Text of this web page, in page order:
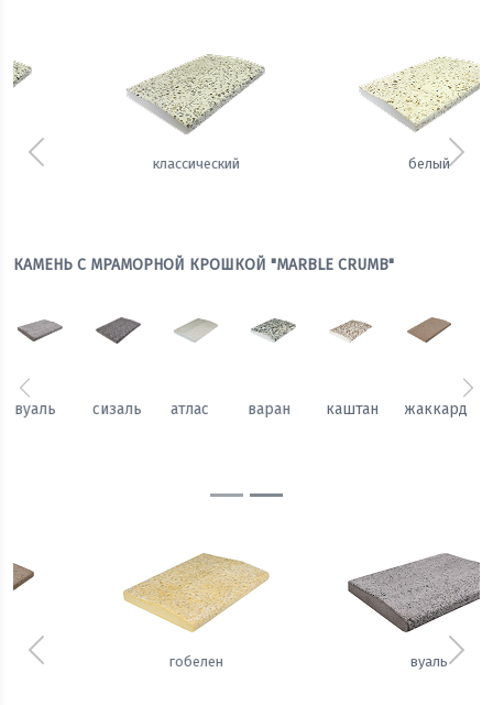
Предыдущий
КАМЕНЬ С МРАМОРНОЙ КРОШКОЙ "MARBLE CRUMB"
каштан жаккард гобелен вуаль сизаль атлас
Предыдущий
Предыдущий